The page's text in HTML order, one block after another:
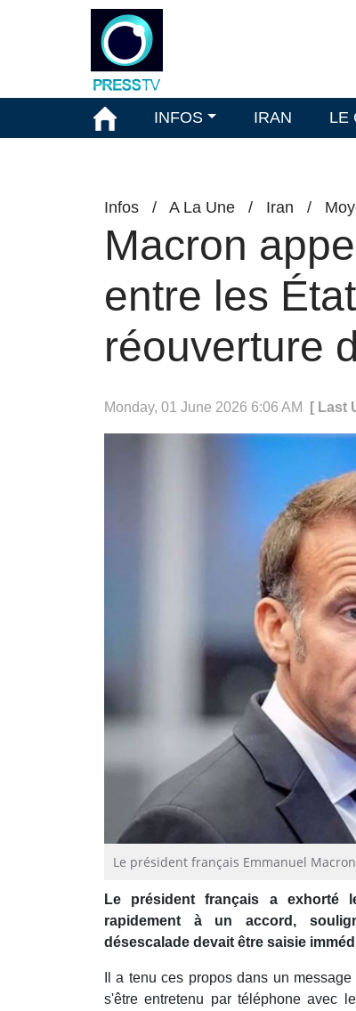
INFOS IRAN LE
Infos / A La Une / Iran /
Macron
entre les
réouverture
Monday, 01 June 2026 6:06 AM [ Last
Le président français Emmanuel
Le président français a exhorté
rapidement à un accord,
désescalade devait être saisie
Il a tenu ces propos dans un
s'être entretenu par téléphone avec